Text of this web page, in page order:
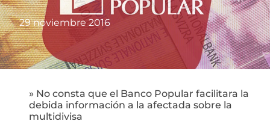
29 noviembre 2016
» No consta que el Banco Popular facilitara la
debida información a la afectada sobre la
multidivisa